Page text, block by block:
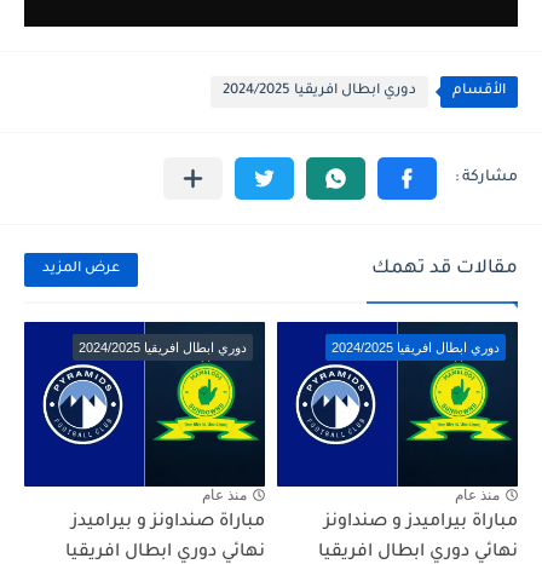
الأقسام دوري ابطال افريقيا 2024/2025
مقالات قد تهمك عرض المزيد
دوري ابطال افريقيا 2024/2025
منذ عام
مباراة بيراميدز و صنداونز
نهائي دوري ابطال افريقيا
دوري ابطال افريقيا 2024/2025
منذ عام
مباراة صنداونز و بيراميدز
نهائي دوري ابطال افريقيا